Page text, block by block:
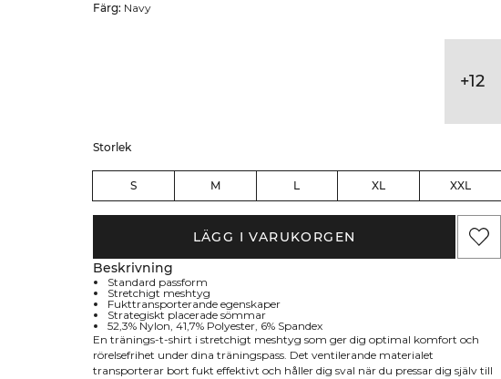
Färg: Navy
+12
Storlek
S M L XL XXL
LÄGG I VARUKORGEN
Beskrivning
Standard passform
Stretchigt meshtyg
Fukttransporterande egenskaper
Strategiskt placerade sömmar
52,3% Nylon, 41,7% Polyester, 6% Spandex
En tränings-t-shirt i stretchigt meshtyg som ger dig optimal komfort och
rörelsefrihet under dina träningspass. Det ventilerande materialet
transporterar bort fukt effektivt och håller dig sval när du pressar dig själv till